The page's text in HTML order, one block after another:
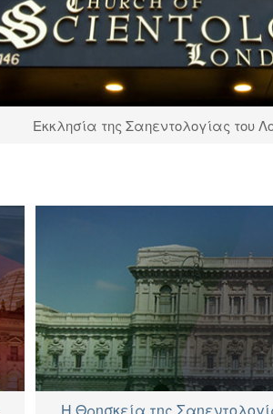
Εκκλησία της Σαηεντολογίας του